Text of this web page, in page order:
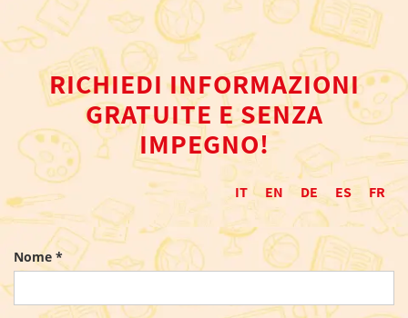
RICHIEDI INFORMAZIONI
GRATUITE E SENZA
IMPEGNO!
IT EN DE ES FR
Nome *